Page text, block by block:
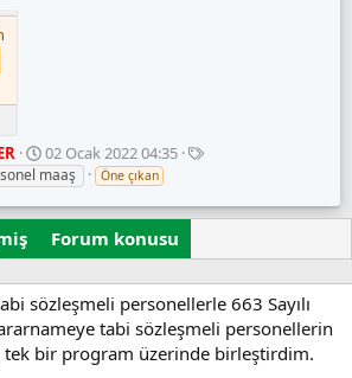
O
l
u
ş
u
r
u
l
m
a
02 Ocak 2022 04:35
E
k
t
l
e
r
maaş Öne çıkan
Forum konusu
sözleşmeli personellerle 663 Sayılı
tabi sözleşmeli personellerin
tek bir program üzerinde birleştirdim.